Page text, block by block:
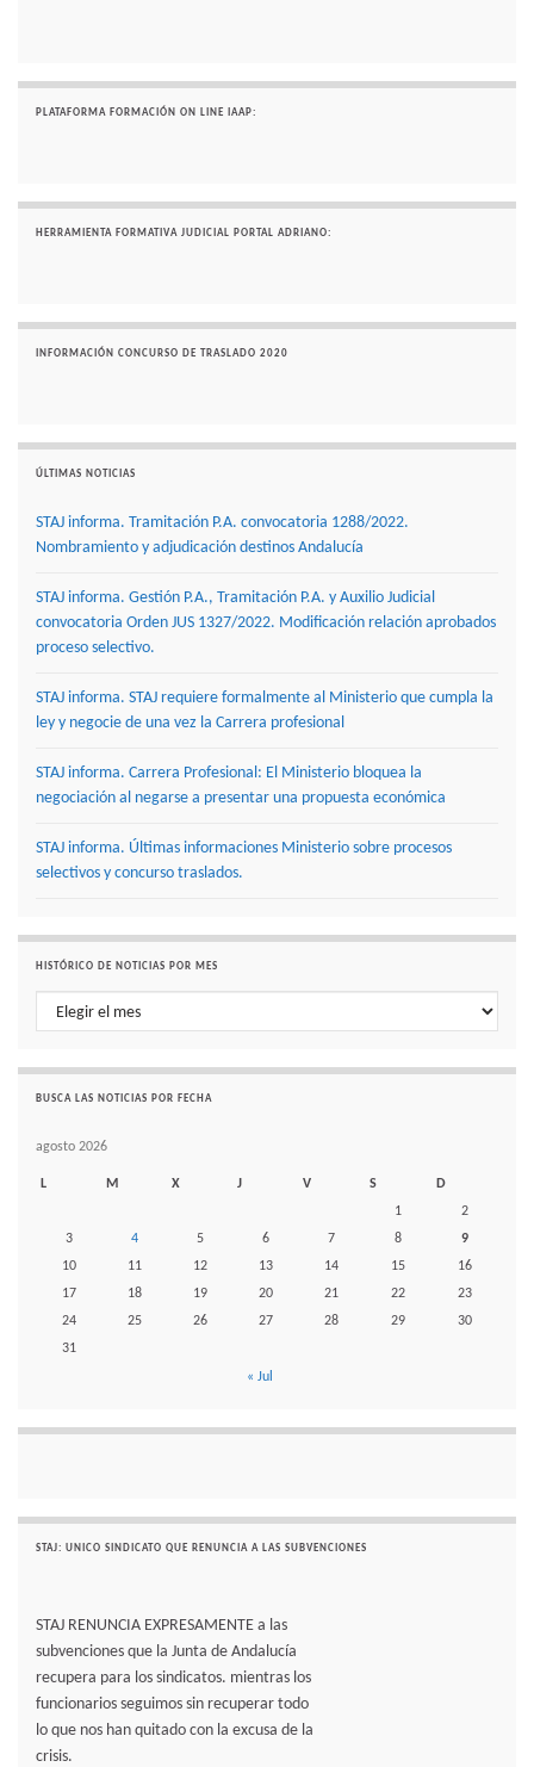
PLATAFORMA FORMACIÓN ON LINE IAAP:
HERRAMIENTA FORMATIVA JUDICIAL PORTAL ADRIANO:
INFORMACIÓN CONCURSO DE TRASLADO 2020
ÚLTIMAS NOTICIAS
STAJ informa. Tramitación P.A. convocatoria 1288/2022.
Nombramiento y adjudicación destinos Andalucía
STAJ informa. Gestión P.A., Tramitación P.A. y Auxilio Judicial
convocatoria Orden JUS 1327/2022. Modificación relación aprobados
proceso selectivo.
STAJ informa. STAJ requiere formalmente al Ministerio que cumpla la
ley y negocie de una vez la Carrera profesional
STAJ informa. Carrera Profesional: El Ministerio bloquea la
negociación al negarse a presentar una propuesta económica
STAJ informa. Últimas informaciones Ministerio sobre procesos
selectivos y concurso traslados.
HISTÓRICO DE NOTICIAS POR MES
Histórico de noticias por mes
BUSCA LAS NOTICIAS POR FECHA
agosto 2026
L M X J V S
D
1
2
3
4 5 6 7 8
9
10
11 12 13 14 15
16
17
18 19 20 21 22
23
24
25 26 27 28 29
30
31
« Jul
STAJ: UNICO SINDICATO QUE RENUNCIA A LAS SUBVENCIONES
STAJ RENUNCIA EXPRESAMENTE a las
subvenciones que la Junta de Andalucía
recupera para los sindicatos. mientras los
funcionarios seguimos sin recuperar todo
lo que nos han quitado con la excusa de la
crisis.